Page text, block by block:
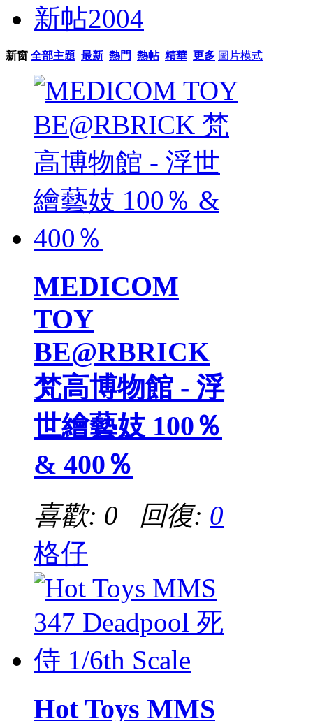
新帖2004
新窗 全部主題 最新 熱門 熱帖 精華 更多 圖片模式
MEDICOM
TOY
BE@RBRICK
梵高博物館 - 浮
世繪藝妓 100％
& 400％
喜歡: 0 回復: 0
格仔
Hot Toys MMS